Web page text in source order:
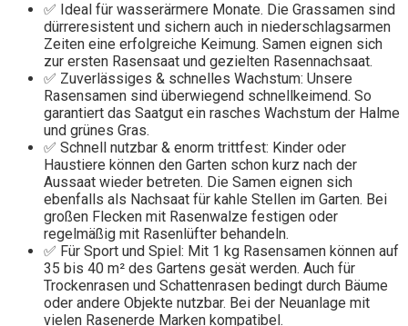
✅ Ideal für wasserärmere Monate. Die Grassamen sind
dürreresistent und sichern auch in niederschlagsarmen
Zeiten eine erfolgreiche Keimung. Samen eignen sich
zur ersten Rasensaat und gezielten Rasennachsaat.
✅ Zuverlässiges & schnelles Wachstum: Unsere
Rasensamen sind überwiegend schnellkeimend. So
garantiert das Saatgut ein rasches Wachstum der Halme
und grünes Gras.
✅ Schnell nutzbar & enorm trittfest: Kinder oder
Haustiere können den Garten schon kurz nach der
Aussaat wieder betreten. Die Samen eignen sich
ebenfalls als Nachsaat für kahle Stellen im Garten. Bei
großen Flecken mit Rasenwalze festigen oder
regelmäßig mit Rasenlüfter behandeln.
✅ Für Sport und Spiel: Mit 1 kg Rasensamen können auf
35 bis 40 m² des Gartens gesät werden. Auch für
Trockenrasen und Schattenrasen bedingt durch Bäume
oder andere Objekte nutzbar. Bei der Neuanlage mit
vielen Rasenerde Marken kompatibel.